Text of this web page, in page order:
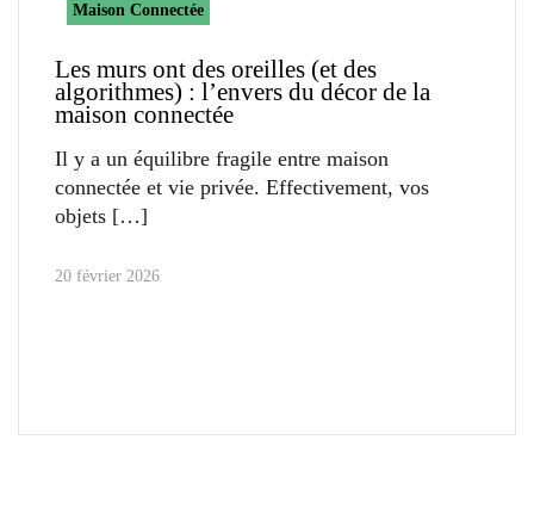
Maison Connectée
Les murs ont des oreilles (et des
algorithmes) : l’envers du décor de la
maison connectée
Il y a un équilibre fragile entre maison
connectée et vie privée. Effectivement, vos
objets
20 février 2026